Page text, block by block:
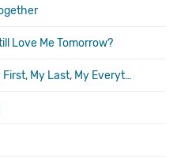
Love Me Tomorrow?
Bridget Jones 2 - You're My First, My Last, My Everything